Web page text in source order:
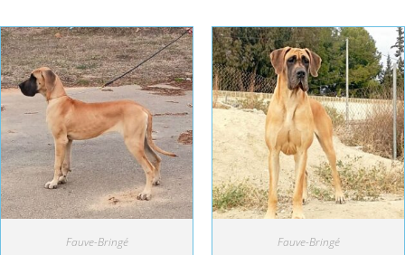
Fauve-Bringé Fauve-Bringé